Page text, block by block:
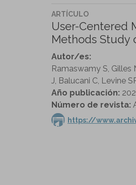
ARTÍCULO
User-Centered
Methods Study
Autor/es:
Ramaswamy S, Gilles
J, Balucani C, Levine
Año publicación:
Número de revista:
https://